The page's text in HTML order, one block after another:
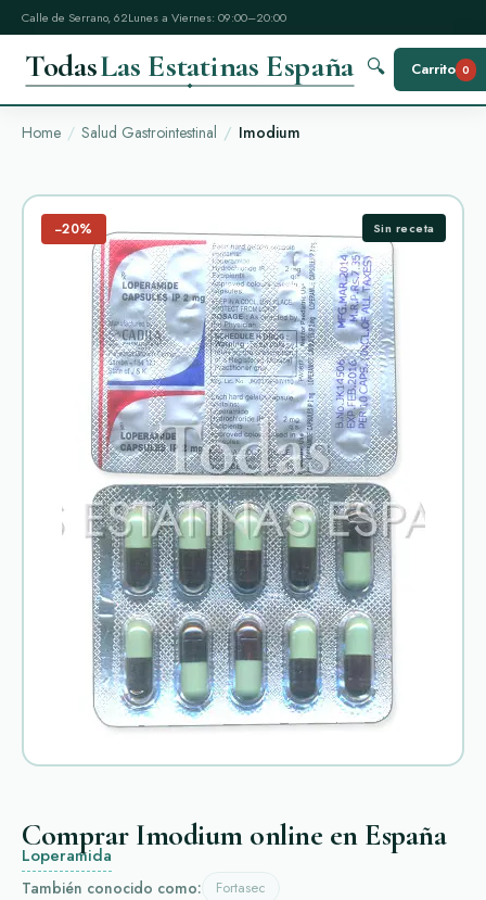
Calle de Serrano, 62Lunes a Viernes: 09:00–20:00
TodasLas Estatinas España 🔍 Carrito 0
Home Salud Gastrointestinal Imodium
−20% Sin receta
Comprar Imodium online en España
Loperamida
También conocido como: Fortasec